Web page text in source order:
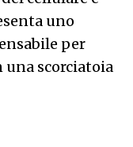
uno
per
una scorciatoia